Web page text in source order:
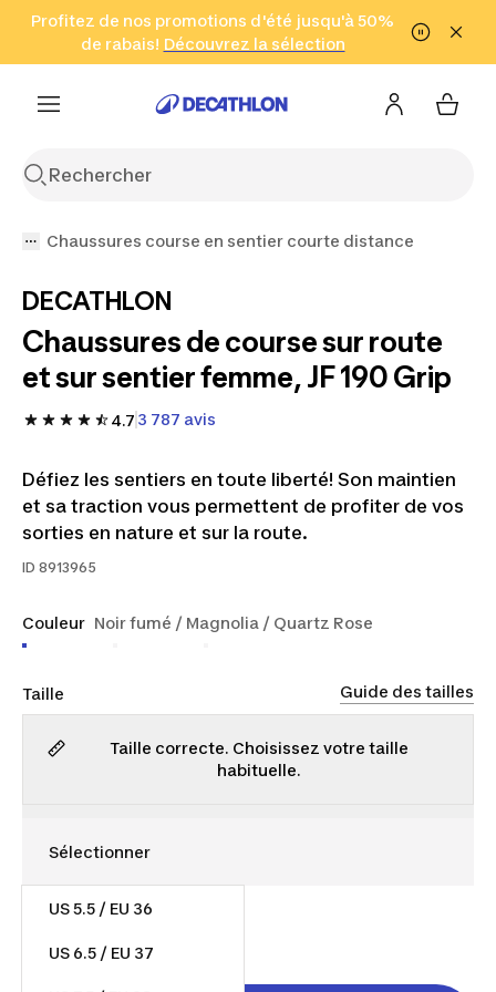
Aller à la recherche Aller au contenu Aller au pied de
Profitez de nos promotions d'été jusqu'à 50%
de rabais! Découvrez la sélection
Cliquez ici
en seulement 2 h!
(Zones sélectionnées)
Chaussures course en sentier courte distance
DECATHLON
Chaussures de course sur route
et sur sentier femme, JF 190 Grip
4.7 3 787 avis
Défiez les sentiers en toute liberté! Son maintien
et sa traction vous permettent de profiter de vos
sorties en nature et sur la route.
ID 8913965
Couleur Noir fumé / Magnolia / Quartz Rose
Taille Guide des tailles
Taille correcte. Choisissez votre taille
habituelle.
US 5.5 / EU 36
US 6.5 / EU 37